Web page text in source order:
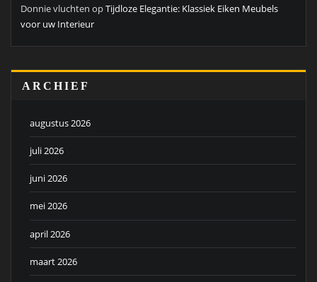
Donnie vluchten opTijdloze Elegantie: Klassiek Eiken Meubels
voor uw Interieur
ARCHIEF
augustus 2026
juli 2026
juni 2026
mei 2026
april 2026
maart 2026